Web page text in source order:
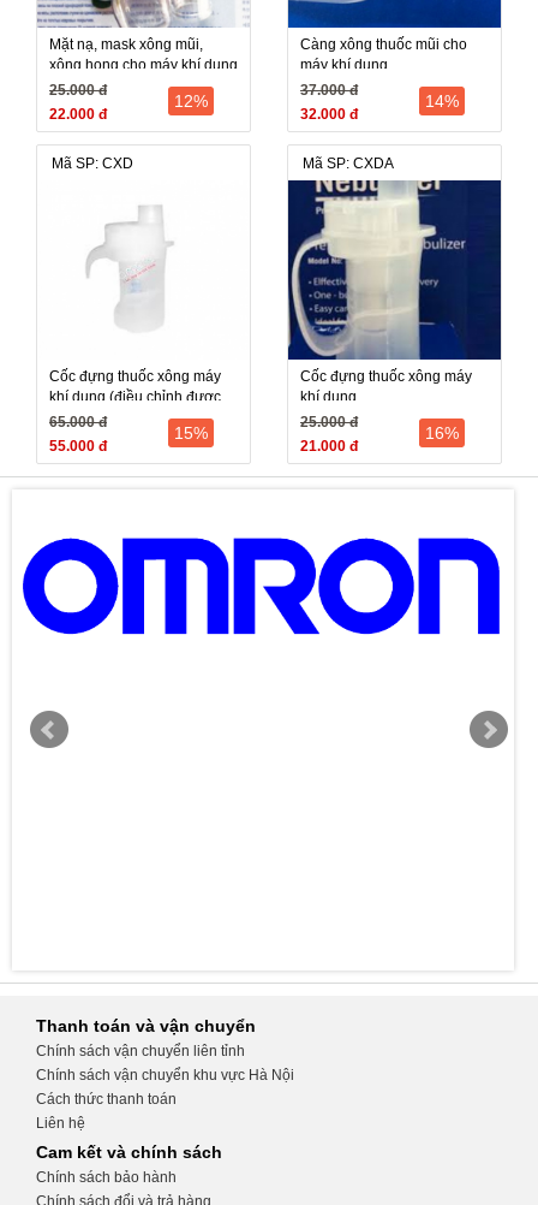
Mặt nạ, mask xông mũi,
xông họng cho máy khí dung
25.000 đ
22.000 đ
12%
Càng xông thuốc mũi cho
máy khí dung
37.000 đ
32.000 đ
14%
Mã SP: CXD
Cốc đựng thuốc xông máy
khí dung (điều chỉnh được
lượng thuốc)
65.000 đ
55.000 đ
15%
Mã SP: CXDA
Cốc đựng thuốc xông máy
khí dung
25.000 đ
21.000 đ
16%
Thanh toán và vận chuyển
Chính sách vận chuyển liên tỉnh
Chính sách vận chuyển khu vực Hà Nội
Cách thức thanh toán
Liên hệ
Cam kết và chính sách
Chính sách bảo hành
Chính sách đổi và trả hàng